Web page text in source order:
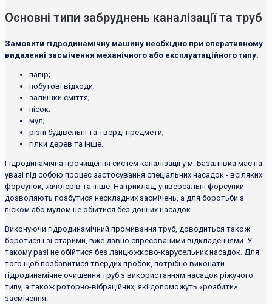
Основні типи забруднень каналізації та труб
Замовити гідродинамічну машину необхідно при оперативному
видаленні засмічення механічного або експлуатаційного типу:
папір;
побутові відходи;
залишки сміття;
пісок;
мул;
різні будівельні та тверді предмети;
гілки дерев та інше.
Гідродинамічна прочищення систем каналізації у м. Базаліївка має на
увазі під собою процес застосування спеціальних насадок - всіляких
форсунок, жиклерів та інше. Наприклад, універсальні форсунки
дозволяють позбутися нескладних засмічень, а для боротьби з
піском або мулом не обійтися без донних насадок.
Виконуючи гідродинамічний промивання труб, доводиться також
боротися і зі старими, вже давно спресованими відкладеннями. У
такому разі не обійтися без ланцюжково-карусельних насадок. Для
того щоб позбавитися твердих пробок, потрібно виконати
гідродинамічне очищення труб з використанням насадок ріжучого
типу, а також роторно-вібраційних, які допоможуть «розбити»
засмічення.